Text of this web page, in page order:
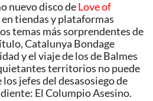
nuevo disco deLove of
en tiendas y plataformas
temas más sorprendentes de
Catalunya Bondage
y el viaje de los de Balmes
territorios no puede
jefes del desasosiego de
El Columpio Asesino.